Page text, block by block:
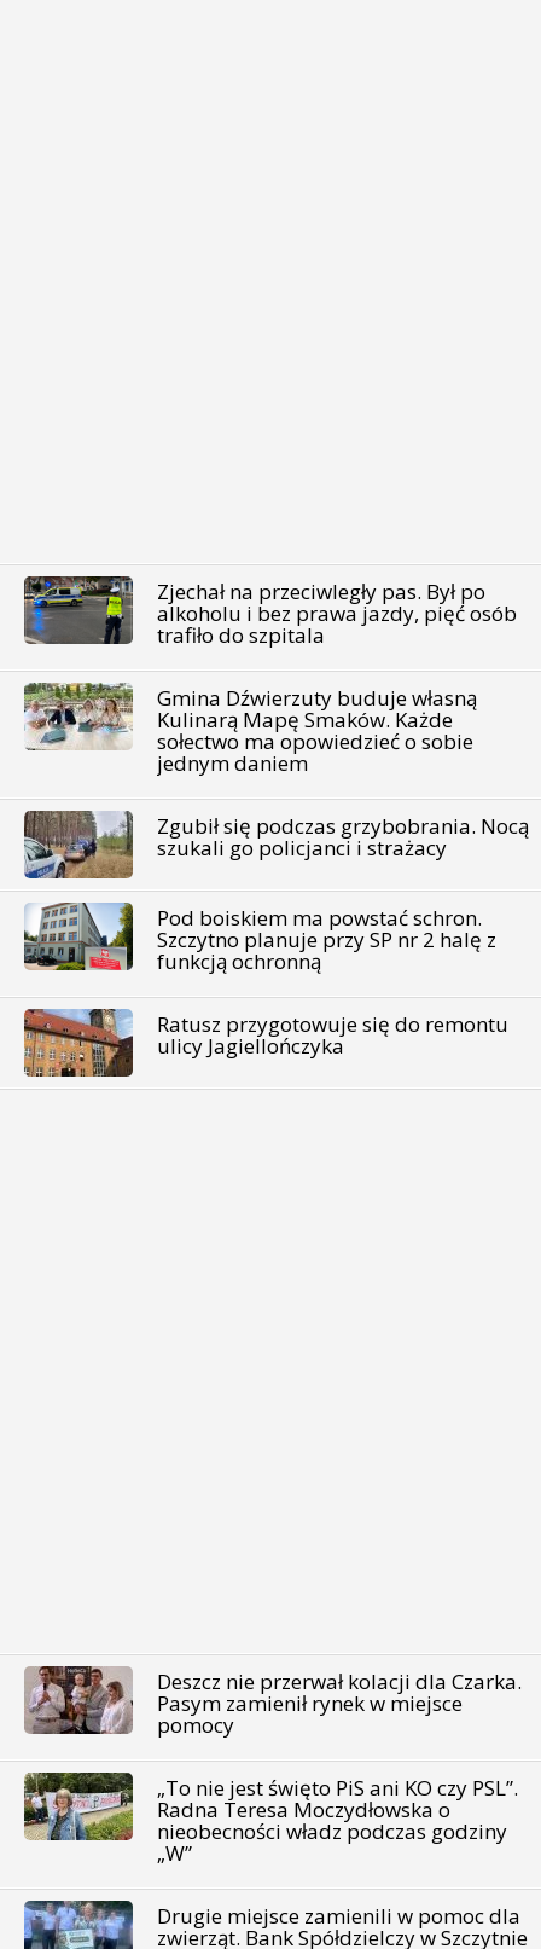
Zjechał na przeciwległy pas. Był po
alkoholu i bez prawa jazdy, pięć osób
trafiło do szpitala
Gmina Dźwierzuty buduje własną
Kulinarą Mapę Smaków. Każde
sołectwo ma opowiedzieć o sobie
jednym daniem
Zgubił się podczas grzybobrania. Nocą
szukali go policjanci i strażacy
Pod boiskiem ma powstać schron.
Szczytno planuje przy SP nr 2 halę z
funkcją ochronną
Ratusz przygotowuje się do remontu
ulicy Jagiellończyka
Deszcz nie przerwał kolacji dla Czarka.
Pasym zamienił rynek w miejsce
pomocy
„To nie jest święto PiS ani KO czy PSL”.
Radna Teresa Moczydłowska o
nieobecności władz podczas godziny
„W”
Drugie miejsce zamienili w pomoc dla
zwierząt. Bank Spółdzielczy w Szczytnie